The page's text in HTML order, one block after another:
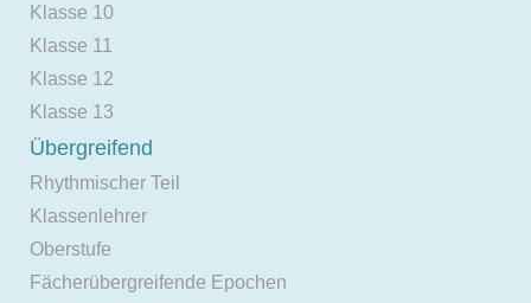
Klasse 10
Klasse 11
Klasse 12
Klasse 13
Übergreifend
Rhythmischer Teil
Klassenlehrer
Oberstufe
Fächerübergreifende Epochen